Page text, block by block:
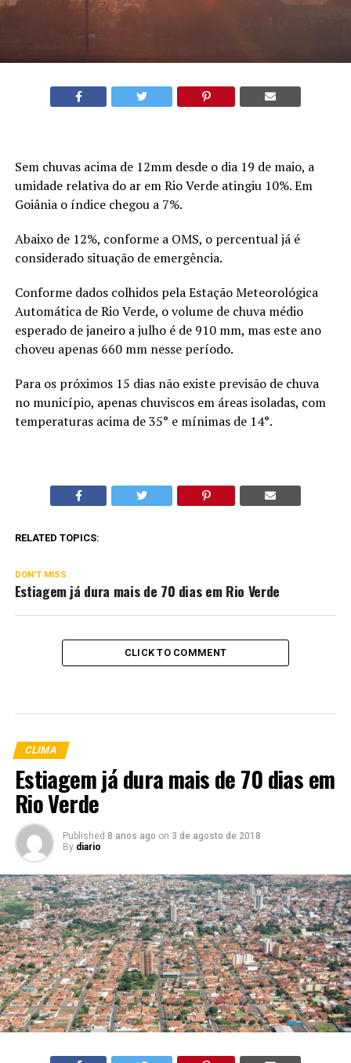
Sem chuvas acima de 12mm desde o dia 19 de maio, a
umidade relativa do ar em Rio Verde atingiu 10%. Em
Goiânia o índice chegou a 7%.
Abaixo de 12%, conforme a OMS, o percentual já é
considerado situação de emergência.
Conforme dados colhidos pela Estação Meteorológica
Automática de Rio Verde, o volume de chuva médio
esperado de janeiro a julho é de 910 mm, mas este ano
choveu apenas 660 mm nesse período.
Para os próximos 15 dias não existe previsão de chuva
no município, apenas chuviscos em áreas isoladas, com
temperaturas acima de 35° e mínimas de 14°.
RELATED TOPICS:
DON'T MISS
Estiagem já dura mais de 70 dias em Rio Verde
CLICK TO COMMENT
CLIMA
Estiagem já dura mais de 70 dias em
Rio Verde
Published 8 anos ago on 3 de agosto de 2018
By diario